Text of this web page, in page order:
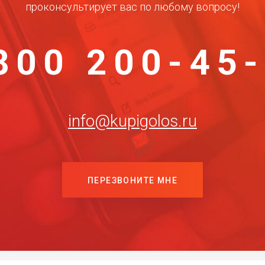
проконсультирует вас по любому вопросу!
200-
info@kupigolos.ru
ПЕРЕЗВОНИТЕ МНЕ